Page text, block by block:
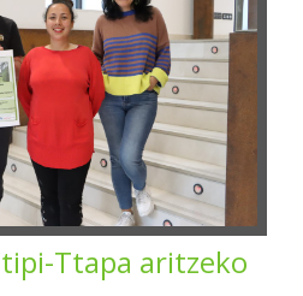
Ttapa aritzeko